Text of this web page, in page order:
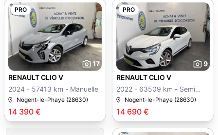
PRO
17
14 390 €
RENAULT CLIO V
2024 - 57413 km - Manuelle
Nogent-le-Phaye (28630)
PRO
9
14 690 €
RENAULT CLIO V
2022 - 63509 km - Semi
autoNogent-le-Phaye (28630)